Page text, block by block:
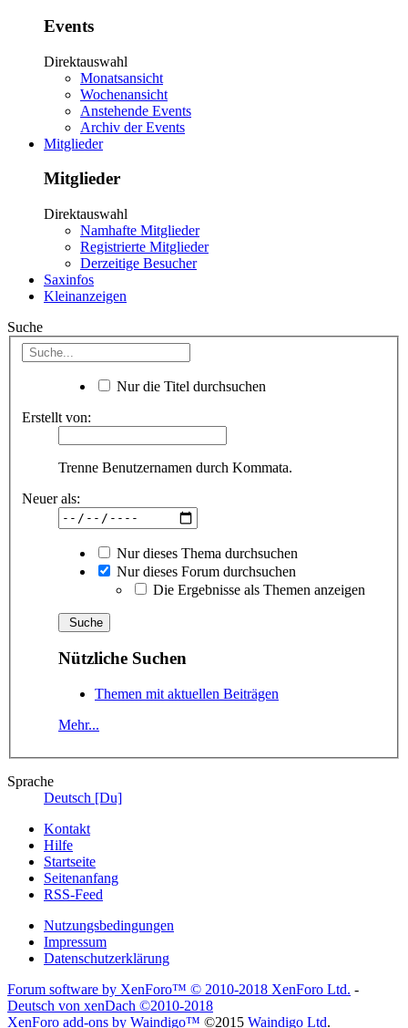
Events
Direktauswahl
Monatsansicht
Wochenansicht
Anstehende Events
Archiv der Events
Mitglieder
Mitglieder
Direktauswahl
Namhafte Mitglieder
Registrierte Mitglieder
Derzeitige Besucher
Saxinfos
Kleinanzeigen
Suche
Nur die Titel durchsuchen
Erstellt von:
Trenne Benutzernamen durch Kommata.
Neuer als:
Nur dieses Thema durchsuchen
Nur dieses Forum durchsuchen
Die Ergebnisse als Themen anzeigen
Nützliche Suchen
Themen mit aktuellen Beiträgen
Mehr...
Sprache
Deutsch [Du]
Kontakt
Hilfe
Startseite
Seitenanfang
RSS-Feed
Nutzungsbedingungen
Impressum
Datenschutzerklärung
Forum software by XenForo™ © 2010-2018 XenForo Ltd. -
Deutsch von xenDach ©2010-2018
XenForo add-ons by Waindigo™ ©2015 Waindigo Ltd.